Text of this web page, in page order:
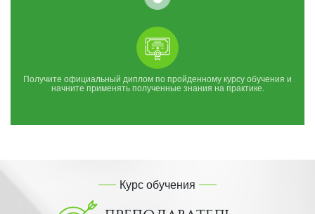
Получите официальный диплом по пройденному курсу обучения и
начните применять полученные знания на практике.
Курс обучения